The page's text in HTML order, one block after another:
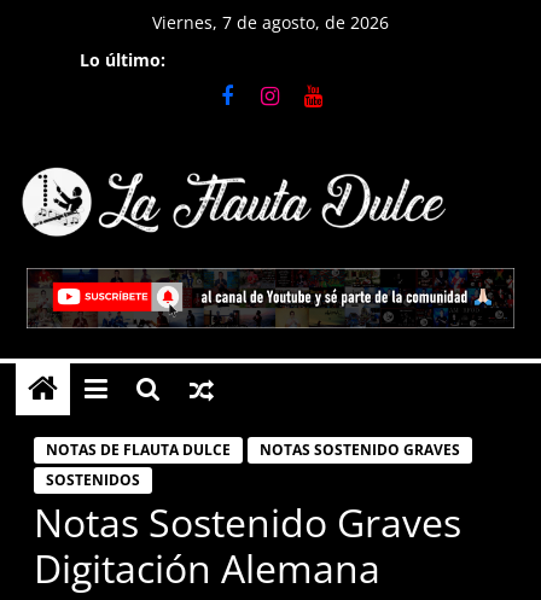
contenido
Viernes, 7 de agosto, de 2026
Lo último:
La
Flauta
Dulce
Tutoriales
Flauta
Dulce,
notas
graves,
agudas,
NOTAS DE FLAUTA DULCE
NOTAS SOSTENIDO GRAVES
SOSTENIDOS
Notas Sostenido Graves
Digitación Alemana